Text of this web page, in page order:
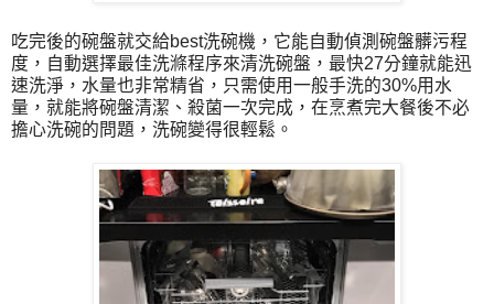
吃完後的碗盤就交給best洗碗機，它能自動偵測碗盤髒污程
度，自動選擇最佳洗滌程序來清洗碗盤，最快27分鐘就能迅
速洗淨，水量也非常精省，只需使用一般手洗的30%用水
量，就能將碗盤清潔、殺菌一次完成，在烹煮完大餐後不必
擔心洗碗的問題，洗碗變得很輕鬆。